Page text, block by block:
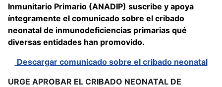
Inmunitario Primario (ANADIP) suscribe y apoya
íntegramente el comunicado sobre el cribado
neonatal de inmunodeficiencias primarias qué
diversas entidades han promovido.
Descargar comunicado sobre el cribado neonatal
URGE APROBAR EL CRIBADO NEONATAL DE